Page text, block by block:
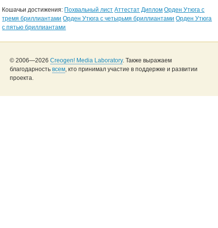
Кошачьи достижения: Похвальный лист Аттестат Диплом Орден Утюга с
тремя бриллиантами Орден Утюга с четырьмя бриллиантами Орден Утюга
с пятью бриллиантами
© 2006—2026 Creogen! Media Laboratory. Также выражаем
благодарность всем, кто принимал участие в поддержке и развитии
проекта.